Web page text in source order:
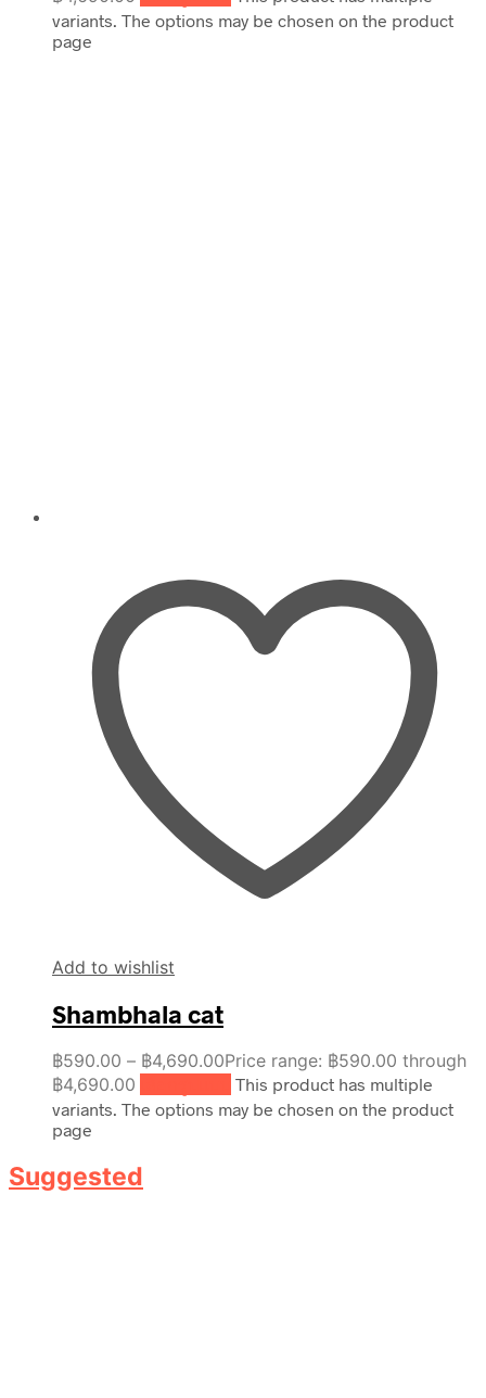
variants. The options may be chosen on the product
page
Add to wishlist
Shambhala cat
฿590.00 – ฿4,690.00Price range: ฿590.00 through
฿4,690.00
This product has multiple
variants. The options may be chosen on the product
page
Suggested